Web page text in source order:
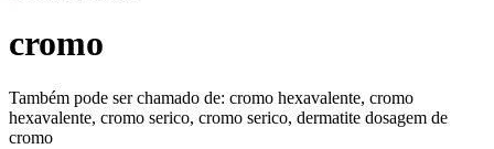
cromo
Também pode ser chamado de: cromo hexavalente, cromo
hexavalente, cromo serico, cromo serico, dermatite dosagem de
cromo